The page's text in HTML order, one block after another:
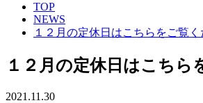
TOP
NEWS
１２月の定休日はこちらをご覧く
１２月の定休日はこちら
2021.11.30